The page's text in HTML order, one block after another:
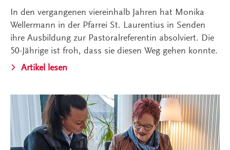
In den vergangenen viereinhalb Jahren hat Monika
Wellermann in der Pfarrei St. Laurentius in Senden
ihre Ausbildung zur Pastoralreferentin absolviert. Die
50-Jährige ist froh, dass sie diesen Weg gehen konnte.
Artikel lesen